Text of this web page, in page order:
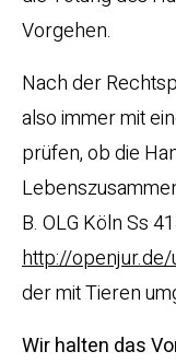
Vorgehen.
Nach der
also immer mit
prüfen, ob die
B. OLG Köln Ss
http://
der mit Tieren
Wir halten das